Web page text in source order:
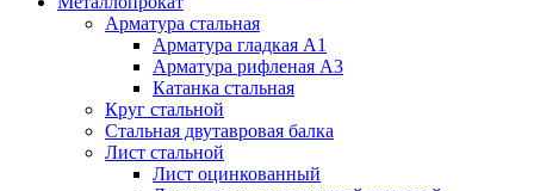
Арматура стальная
Арматура гладкая А1
Арматура рифленая А3
Катанка стальная
Круг стальной
Стальная двутавровая балка
Лист стальной
Лист оцинкованный